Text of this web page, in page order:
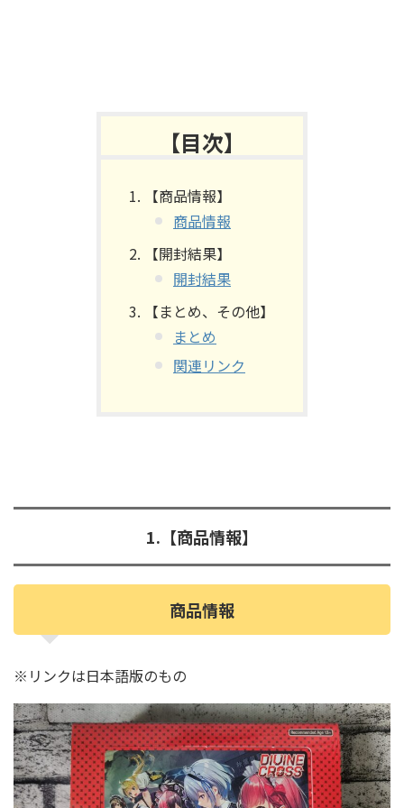
【目次】
【商品情報】
商品情報
【開封結果】
開封結果
【まとめ、その他】
まとめ
関連リンク
1.【商品情報】
商品情報
※リンクは日本語版のもの